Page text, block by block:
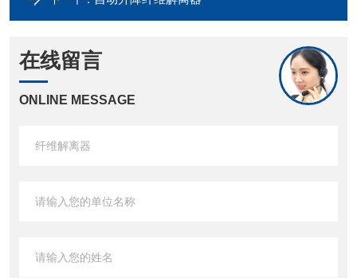
在线留言
ONLINE MESSAGE